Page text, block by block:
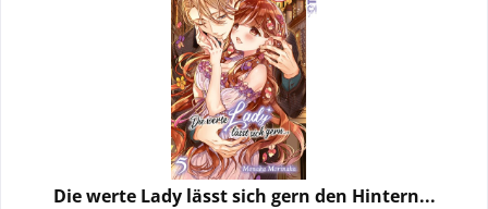
Die werte Lady lässt sich gern den Hintern...